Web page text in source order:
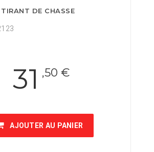
DE CHASSE
31 ,50 €
AJOUTER AU PANIER